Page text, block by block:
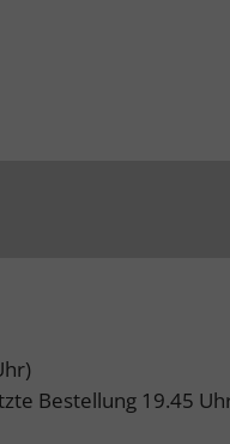
Bestellung 19.45